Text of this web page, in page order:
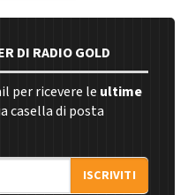
DI RADIO GOLD
per ricevere le ultime
casella di posta
ISCRIVITI